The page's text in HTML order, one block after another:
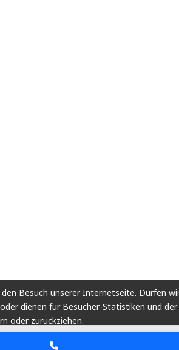
Besuch unserer Internetseite. Dürfen
dienen für Besucher-Statistiken und
oder zurückziehen.